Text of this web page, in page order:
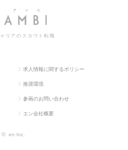
｜年収上位3％を実現の求人情報
リアのスカウト転職
求人情報に関するポリシー
推奨環境
参画のお問い合わせ
エン会社概要
© en Inc.